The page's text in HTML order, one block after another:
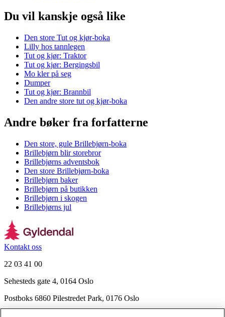
Du vil kanskje også like
Den store Tut og kjør-boka
Lilly hos tannlegen
Tut og kjør: Traktor
Tut og kjør: Bergingsbil
Mo kler på seg
Dumper
Tut og kjør: Brannbil
Den andre store tut og kjør-boka
Andre bøker fra forfatterne
Den store, gule Brillebjørn-boka
Brillebjørn blir storebror
Brillebjørns adventsbok
Den store Brillebjørn-boka
Brillebjørn baker
Brillebjørn på butikken
Brillebjørn i skogen
Brillebjørns jul
Kontakt oss
22 03 41 00
Sehesteds gate 4, 0164 Oslo
Postboks 6860 Pilestredet Park, 0176 Oslo